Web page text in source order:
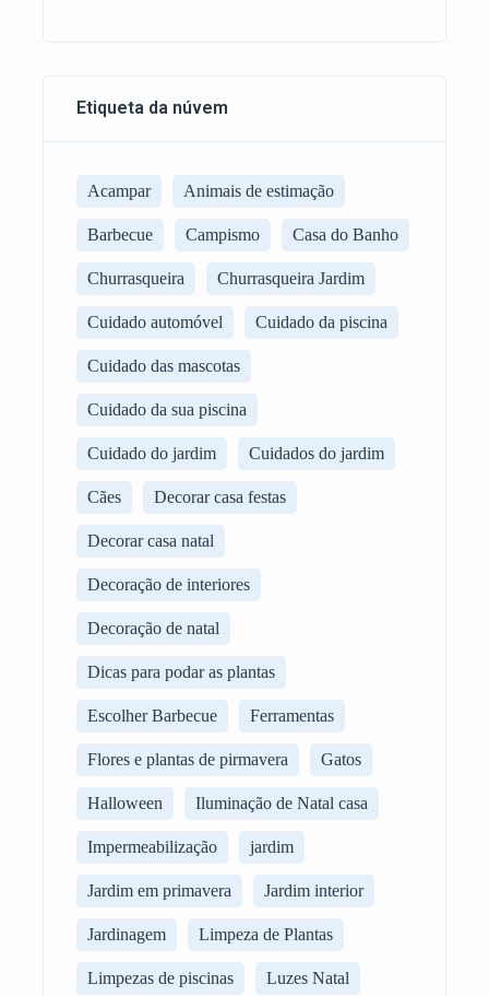
Etiqueta da núvem
Acampar Animais de estimação
Barbecue Campismo Casa do Banho
Churrasqueira Churrasqueira Jardim
Cuidado automóvel Cuidado da piscina
Cuidado das mascotas
Cuidado da sua piscina
Cuidado do jardim Cuidados do jardim
Cães Decorar casa festas
Decorar casa natal
Decoração de interiores
Decoração de natal
Dicas para podar as plantas
Escolher Barbecue Ferramentas
Flores e plantas de pirmavera Gatos
Halloween Iluminação de Natal casa
Impermeabilização jardim
Jardim em primavera Jardim interior
Jardinagem Limpeza de Plantas
Limpezas de piscinas Luzes Natal